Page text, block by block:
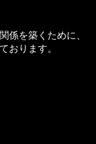
係を築くために、
おります。